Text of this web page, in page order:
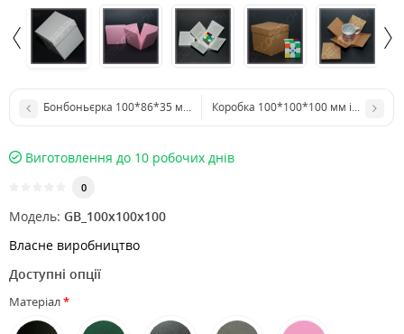
Бонбоньєрка 100*86*35 мм (трикутник, пластикова)
Коробка 100*100*100 мм із
Виготовлення до 10 робочих днів
0
Модель: GB_100x100x100
Власне виробництво
Доступні опції
Матеріал